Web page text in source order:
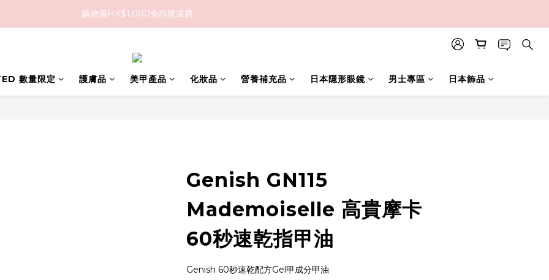
購物滿HK$1,000免順豐運費
購物滿HK$1,000免順豐運費
數量限定
護膚品 美甲產品 化妝品 營養補充品 日本隱形眼鏡 男士專區 日本飾品
Genish GN115
Mademoiselle 高貴摩卡
60秒速乾指甲油
Genish 60秒速乾配方Gel甲成分甲油